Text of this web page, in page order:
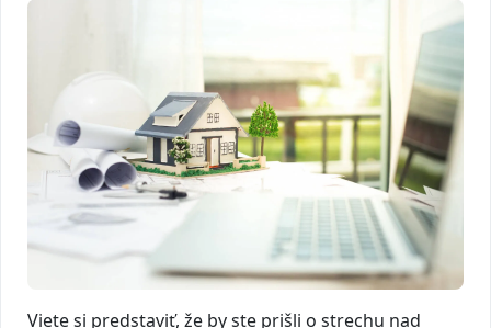
Viete si predstaviť, že by ste prišli o strechu nad